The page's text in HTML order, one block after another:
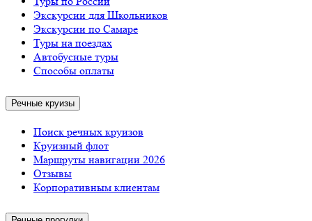
Экскурсии для Школьников
Экскурсии по Самаре
Туры на поездах
Автобусные туры
Способы оплаты
Речные круизы
Поиск речных круизов
Круизный флот
Маршруты навигации 2026
Отзывы
Корпоративным клиентам